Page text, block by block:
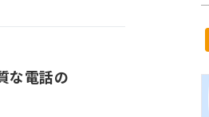
な電話の